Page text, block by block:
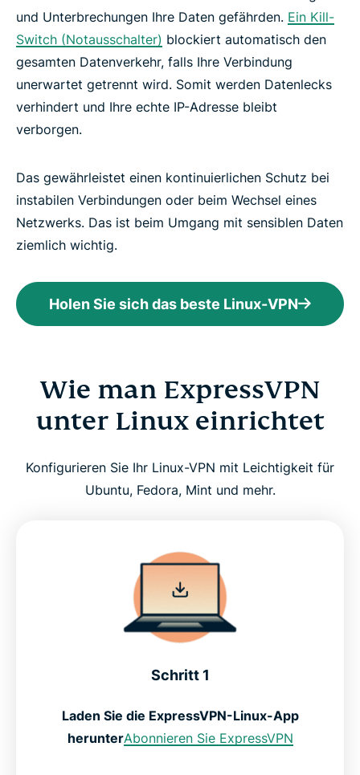
und Unterbrechungen Ihre Daten gefährden. Ein Kill-
Switch (Notausschalter) blockiert automatisch den
gesamten Datenverkehr, falls Ihre Verbindung
unerwartet getrennt wird. Somit werden Datenlecks
verhindert und Ihre echte IP-Adresse bleibt
verborgen.
Das gewährleistet einen kontinuierlichen Schutz bei
instabilen Verbindungen oder beim Wechsel eines
Netzwerks. Das ist beim Umgang mit sensiblen Daten
ziemlich wichtig.
Holen Sie sich das beste Linux-VPN
Wie man ExpressVPN
unter Linux einrichtet
Konfigurieren Sie Ihr Linux-VPN mit Leichtigkeit für
Ubuntu, Fedora, Mint und mehr.
Schritt 1
Laden Sie die ExpressVPN-Linux-App
herunterAbonnieren Sie ExpressVPN